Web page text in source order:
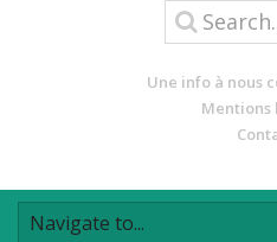
Une info à nous
Mentions